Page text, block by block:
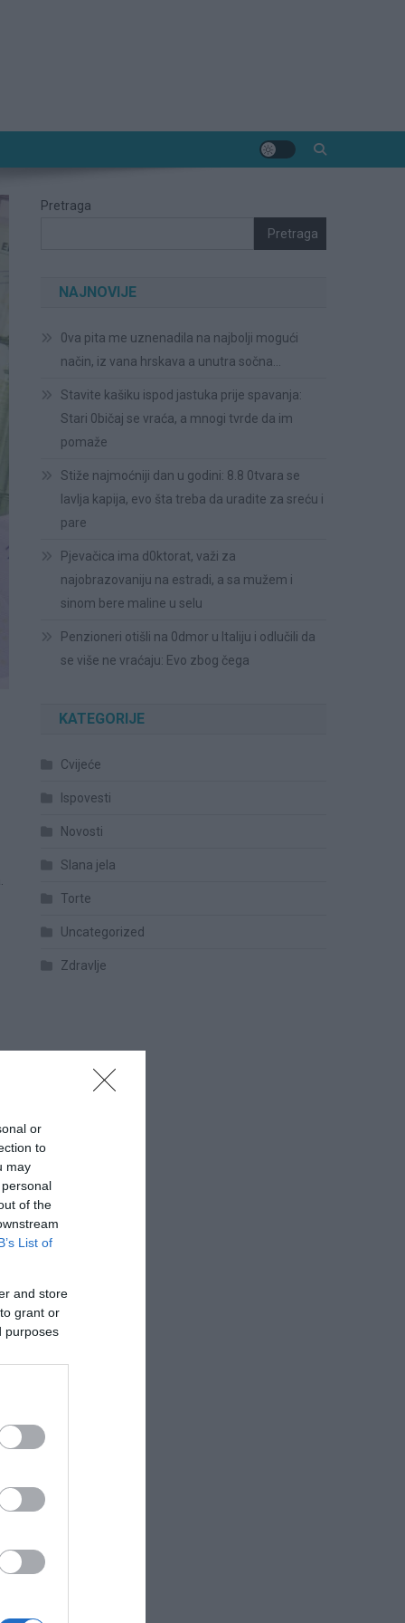
or
to
may
of the
List of
and store
grant or
purposes
Pretraga
Pretraga
NAJNOVIJE
0va pita me uznenadila na najbolji mogući
način, iz vana hrskava a unutra sočna…
Stavite kašiku ispod jastuka prije spavanja:
Stari 0bičaj se vraća, a mnogi tvrde da im
pomaže
Stiže najmoćniji dan u godini: 8.8 0tvara se
lavlja kapija, evo šta treba da uradite za sreću i
pare
Pjevačica ima d0ktorat, važi za
najobrazovaniju na estradi, a sa mužem i
sinom bere maline u selu
Penzioneri otišli na 0dmor u Italiju i odlučili da
se više ne vraćaju: Evo zbog čega
KATEGORIJE
Cvijeće
Ispovesti
Novosti
Slana jela
Torte
Uncategorized
Zdravlje